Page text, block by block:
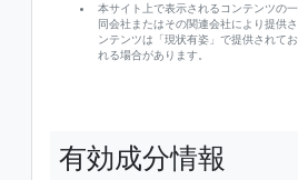
本サイト上で表示されるコンテンツの
同会社またはその関連会社により提供
ンテンツは「現状有姿」で提供されて
れる場合があります。
有効成分情報